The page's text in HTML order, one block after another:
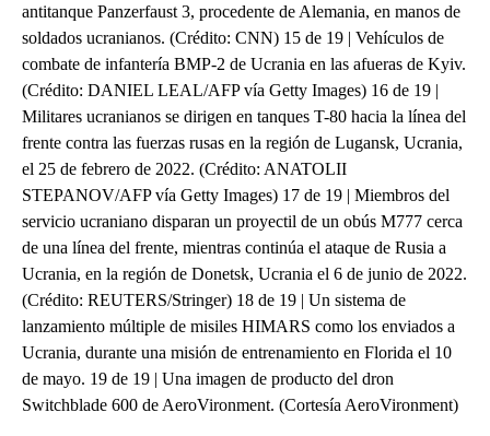
antitanque Panzerfaust 3, procedente de Alemania, en manos de
soldados ucranianos. (Crédito: CNN) 15 de 19 | Vehículos de
combate de infantería BMP-2 de Ucrania en las afueras de Kyiv.
(Crédito: DANIEL LEAL/AFP vía Getty Images) 16 de 19 |
Militares ucranianos se dirigen en tanques T-80 hacia la línea del
frente contra las fuerzas rusas en la región de Lugansk, Ucrania,
el 25 de febrero de 2022. (Crédito: ANATOLII
STEPANOV/AFP vía Getty Images) 17 de 19 | Miembros del
servicio ucraniano disparan un proyectil de un obús M777 cerca
de una línea del frente, mientras continúa el ataque de Rusia a
Ucrania, en la región de Donetsk, Ucrania el 6 de junio de 2022.
(Crédito: REUTERS/Stringer) 18 de 19 | Un sistema de
lanzamiento múltiple de misiles HIMARS como los enviados a
Ucrania, durante una misión de entrenamiento en Florida el 10
de mayo. 19 de 19 | Una imagen de producto del dron
Switchblade 600 de AeroVironment. (Cortesía AeroVironment)